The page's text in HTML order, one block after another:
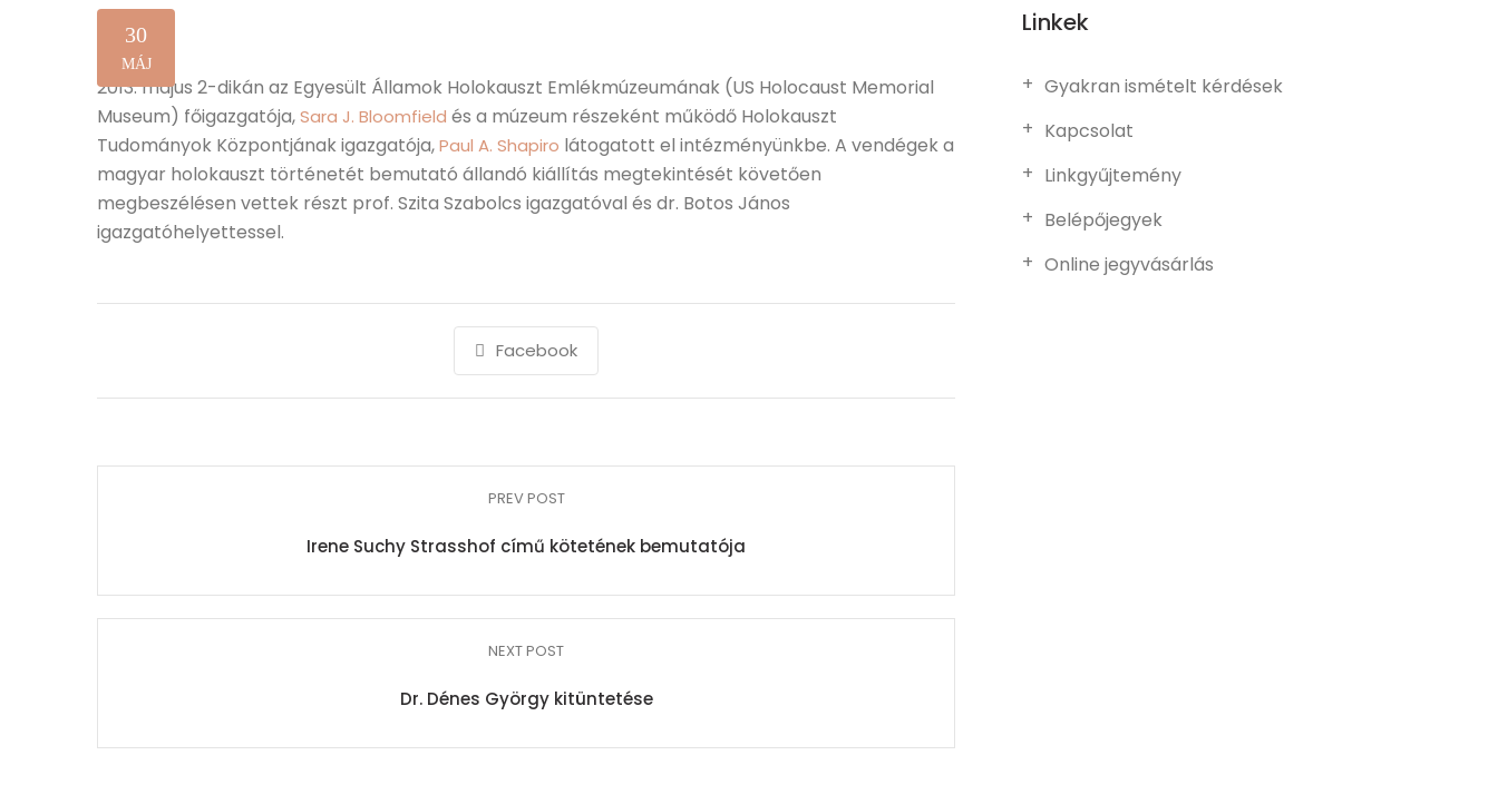
30
MÁJ
2013. május 2-dikán az Egyesült Államok Holokauszt Emlékmúzeumának (US Holocaust Memorial
Museum) főigazgatója,Sara J. Bloomfield és a múzeum részeként működő Holokauszt
Tudományok Központjának igazgatója,Paul A. Shapiro látogatott el intézményünkbe. A vendégek a
magyar holokauszt történetét bemutató állandó kiállítás megtekintését követően
megbeszélésen vettek részt prof. Szita Szabolcs igazgatóval és dr. Botos János
igazgatóhelyettessel.
Facebook
PREV POST
Irene Suchy Strasshof című kötetének bemutatója
NEXT POST
Dr. Dénes György kitüntetése
Linkek
Gyakran ismételt kérdések
Kapcsolat
Linkgyűjtemény
Belépőjegyek
Online jegyvásárlás